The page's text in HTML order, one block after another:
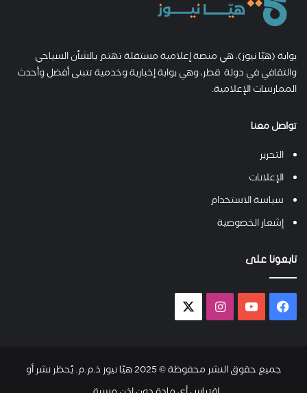
بوابة (هيّا نيوز)، هي منصة إعلامية مستقلة تهتم بالشأن السياحي
والثقافي في دولة قطر، وهي بوابة إخبارية وخدمية تتبنى أفضل وأحدث
الممارسات الإعلامية.
تواصل معنا
التحرير
الإعلانات
سياسة الاستخدام
إشعار الخصوصية
تابعونا على
فيسبوك يوتيوب انستقرام
جميع حقوق النشر محفوظة © 2025 هيّا نيوز ذ.م.م. يُحظر نشر أو